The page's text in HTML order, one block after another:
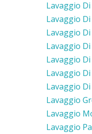
Lavaggio
Lavaggio
Lavaggio
Lavaggio
Lavaggio
Lavaggio
Lavaggio
Lavaggio
Lavaggio
Lavaggio